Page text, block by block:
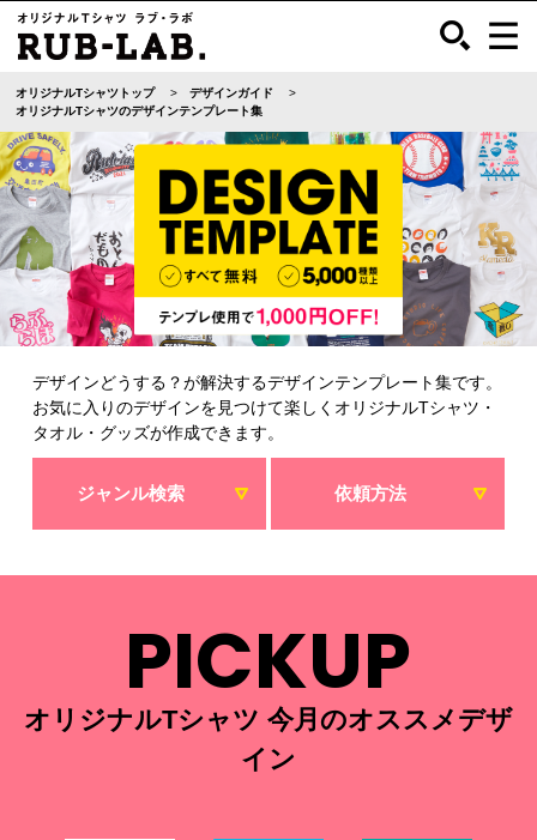
オリジナルTシャツトップ
デザインガイド
オリジナルTシャツのデザインテンプレート集
デザインどうする？が解決するデザインテンプレート集です。
お気に入りのデザインを見つけて楽しくオリジナルTシャツ・
タオル・グッズが作成できます。
ジャンル検索 依頼方法
PICKUP
オリジナルTシャツ 今月のオススメデザ
イン